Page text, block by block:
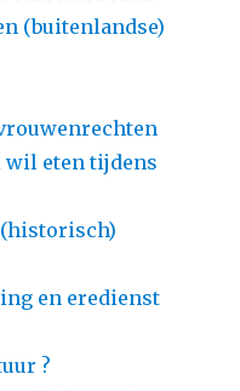
(buitenlandse)
wil eten tijdens
en eredienst
?